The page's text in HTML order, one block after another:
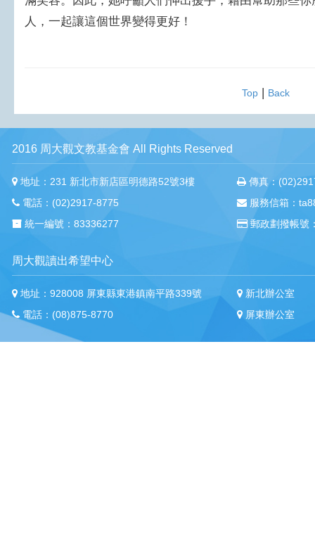
人，一起讓這個世界變得更好！
Top| Back
2016 周大觀文教基金會 All Rights Reserved
地址：231 新北市新店區明德路52號3樓
電話：(02)2917-8775
統一編號：83336277
傳真：
服務信箱：
郵政劃撥帳號
周大觀讀出希望中心
地址：928008 屏東縣東港鎮南平路339號
電話：(08)875-8770
新北辦公室
屏東辦公室